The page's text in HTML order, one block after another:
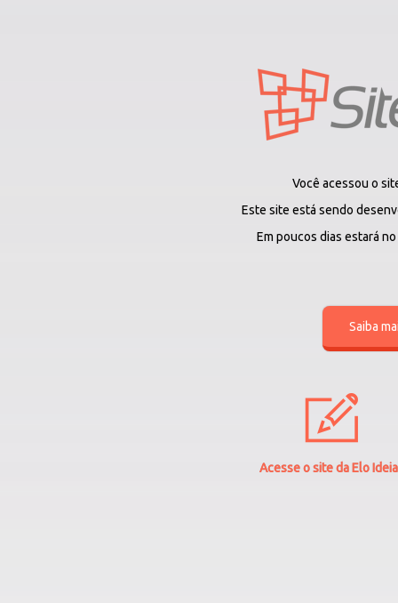
Você acessou o
Este site está sendo
Em poucos dias estará
Saiba
Acesse o site da Elo